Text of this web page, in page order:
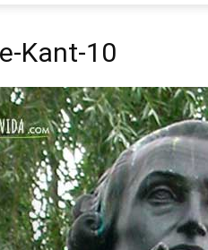
Kant-10